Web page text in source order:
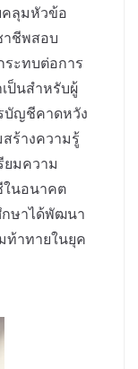
ลุมหัวข้อ
าชีพสอบ
ะทบต่อการ
ป็นสำหรับผู้
บัญชีคาดหวัง
ร้างความรู้
ยมความ
นอนาคต
กษาได้พัฒนา
ท้าทายในยุค